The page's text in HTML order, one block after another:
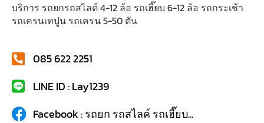
บริการ รถยกรถสไลด์ 4-12 ล้อ รถเฮี๊ยบ 6-12 ล้อ รถกระเช้า
รถเครนเทปูน รถเครน 5-50 ตัน
085 622 2251
LINE ID : Lay1239
Facebook : รถยก รถสไลค์ รถเฮี๊ยบ...